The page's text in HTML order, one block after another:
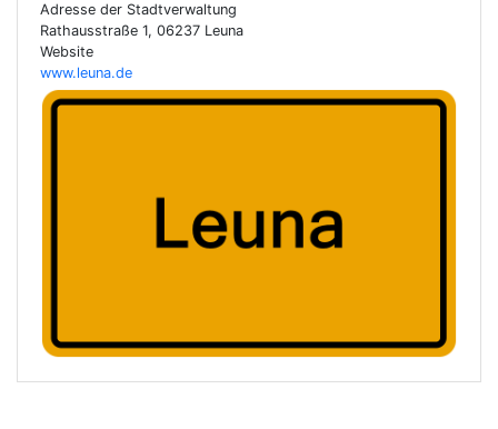
Adresse der Stadtverwaltung
Rathausstraße 1, 06237 Leuna
Website
www.leuna.de